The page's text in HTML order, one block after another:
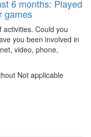
6 months: Played
games
activities. Could you
you been involved in
video, phone,
Not applicable